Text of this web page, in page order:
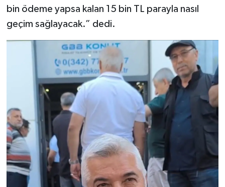
bin ödeme yapsa kalan 15 bin TL parayla nasıl
geçim sağlayacak.” dedi.